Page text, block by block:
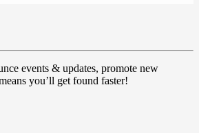
events & updates, promote new
you’ll get found faster!